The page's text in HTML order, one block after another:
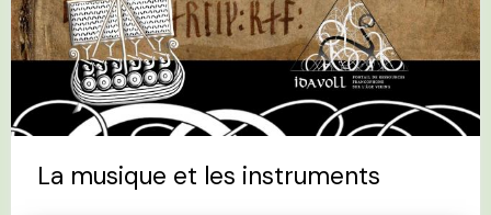
La musique et les instruments